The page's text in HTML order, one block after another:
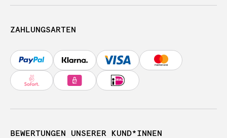
ZAHLUNGSARTEN
BEWERTUNGEN UNSERER KUND*INNEN